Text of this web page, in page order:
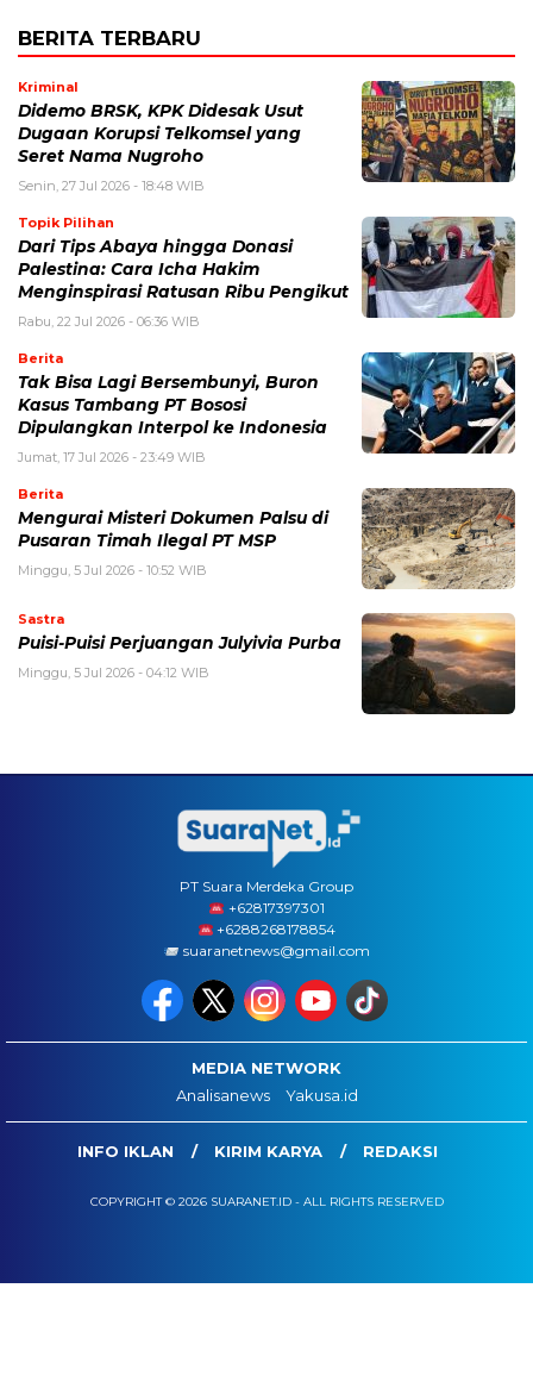
BERITA TERBARU
Kriminal
Didemo BRSK, KPK Didesak Usut
Dugaan Korupsi Telkomsel yang
Seret Nama Nugroho
Senin, 27 Jul 2026 - 18:48 WIB
Topik Pilihan
Dari Tips Abaya hingga Donasi
Palestina: Cara Icha Hakim
Menginspirasi Ratusan Ribu Pengikut
Rabu, 22 Jul 2026 - 06:36 WIB
Berita
Tak Bisa Lagi Bersembunyi, Buron
Kasus Tambang PT Bososi
Dipulangkan Interpol ke Indonesia
Jumat, 17 Jul 2026 - 23:49 WIB
Berita
Mengurai Misteri Dokumen Palsu di
Pusaran Timah Ilegal PT MSP
Minggu, 5 Jul 2026 - 10:52 WIB
Sastra
Puisi-Puisi Perjuangan Julyivia Purba
Minggu, 5 Jul 2026 - 04:12 WIB
PT Suara Merdeka Group
‪+62817397301
+6288268178854
suaranetnews@gmail.com
MEDIA NETWORK
Analisanews
Yakusa.id
INFO IKLAN KIRIM KARYA REDAKSI
COPYRIGHT © 2026 SUARANET.ID - ALL RIGHTS RESERVED